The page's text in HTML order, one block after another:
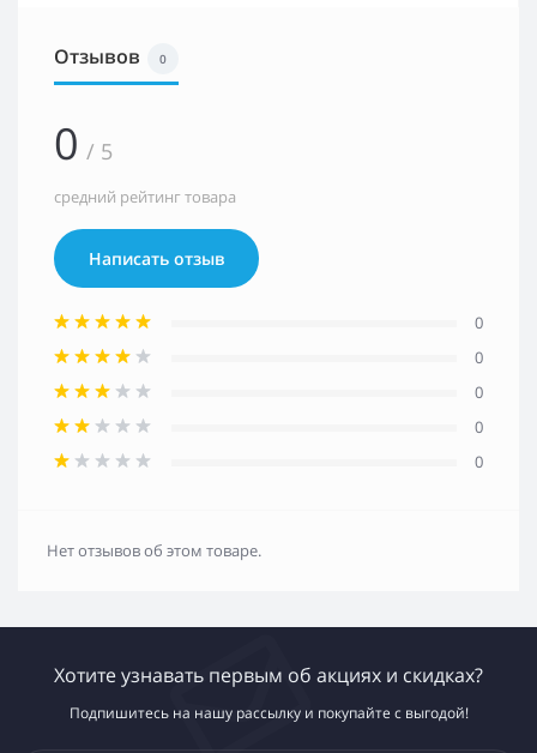
Отзывов 0
0 / 5
средний рейтинг товара
Написать отзыв
0
0
0
0
0
Нет отзывов об этом товаре.
Хотите узнавать первым об акциях и скидках?
Подпишитесь на нашу рассылку и покупайте с выгодой!